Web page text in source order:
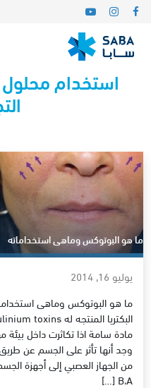
استخدام
ما هو البوتوكس وماهى استخداماته
يوليو 16, 2014
ما هو البوتوكس وماهى
مادة سامة اذا تكاثرت داخل بيئة
وجد أنها تأثر على الجسم عن
من الجهاز العصبي إلى أجهزة
B،A […]